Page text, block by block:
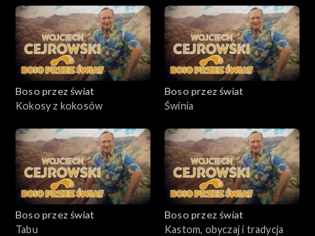
Boso przez świat
Kokosy z kokosów
Boso przez świat
Świnia
Boso przez świat
Tabu
Boso przez świat
Kastom, obyczaj i tradycja